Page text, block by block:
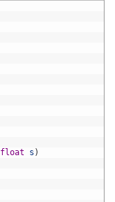
float s )